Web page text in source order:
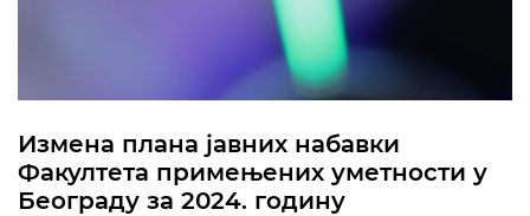
Измена плана јавних набавки
Факултета примењених уметности у
Београду за 2024. годину